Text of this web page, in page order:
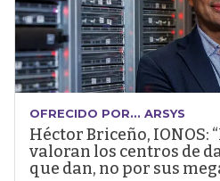
OFRECIDO POR... ARSYS
Héctor Briceño, IONOS:
valoran los centros de
que dan, no por sus